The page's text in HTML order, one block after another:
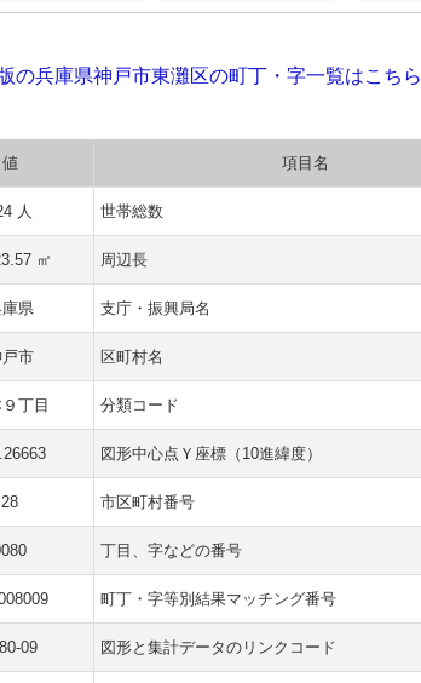
の兵庫県神戸市東灘区の町丁・字一覧はこちら
値 項目名
人 世帯総数
㎡ 周辺長
県 支庁・振興局名
市 区町村名
丁目 分類コード
図形中心点Ｙ座標（10進緯度）
28 市区町村番号
丁目、字などの番号
町丁・字等別結果マッチング番号
09 図形と集計データのリンクコード